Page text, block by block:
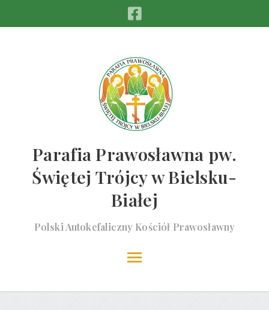
Parafia Prawosławna pw.
Świętej Trójcy w Bielsku-
Białej
Polski Autokefaliczny Kościół Prawosławny